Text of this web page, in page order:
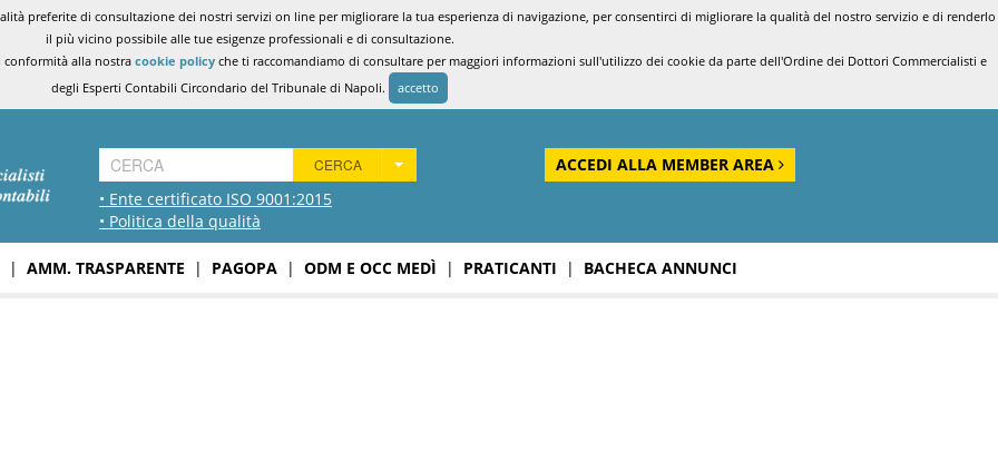
preferite di consultazione dei nostri servizi on line per migliorare la tua esperienza di navigazione, per consentirci di migliorare la qualità del nostro servizio e di renderlo
il più vicino possibile alle tue esigenze professionali e di consultazione.
conformità alla nostra cookie policy che ti raccomandiamo di consultare per maggiori informazioni sull'utilizzo dei cookie da parte dell'Ordine dei Dottori Commercialisti e
degli Esperti Contabili Circondario del Tribunale di Napoli.
accetto
• Ente certificato ISO 9001:2015
• Politica della qualità
CERCA ACCEDI ALLA MEMBER AREA
| AMM. TRASPARENTE | PAGOPA | ODM E OCC MEDÌ | PRATICANTI | BACHECA ANNUNCI